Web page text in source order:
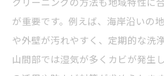
神奈川県でのハウスクリー
むための提案
地域のプロと連携した
が重要です。例えば、海岸沿いの
や外壁が汚れやすく、定期的な洗
山間部では湿気が多くカビが発生